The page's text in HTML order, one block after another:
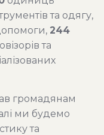
та одягу,
244
та
громадянам
ми будемо
та